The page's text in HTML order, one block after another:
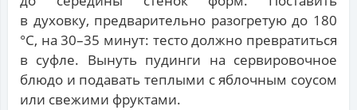
в духовку, предварительно разогретую до 180
°C, на 30–35 минут: тесто должно превратиться
в суфле. Вынуть пудинги на сервировочное
блюдо и подавать теплыми с яблочным соусом
или свежими фруктами.